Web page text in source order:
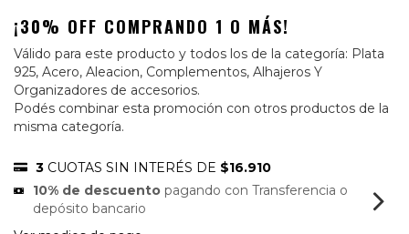
¡30% OFF COMPRANDO 1 O MÁS!
Válido para este producto y todos los de la categoría: Plata
925, Acero, Aleacion, Complementos, Alhajeros Y
Organizadores de accesorios.
Podés combinar esta promoción con otros productos de la
misma categoría.
3 CUOTAS SIN INTERÉS DE $16.910
10% de descuento pagando con Transferencia o
depósito bancario